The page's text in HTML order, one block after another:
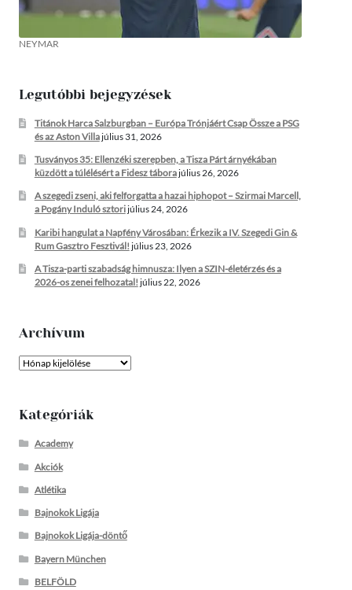
NEYMAR
Legutóbbi bejegyzések
Titánok Harca Salzburgban – Európa Trónjáért Csap Össze a PSG
és az Aston Villajúlius 31, 2026
Tusványos 35: Ellenzéki szerepben, a Tisza Párt árnyékában
küzdött a túlélésért a Fidesz táborajúlius 26, 2026
A szegedi zseni, aki felforgatta a hazai hiphopot – Szirmai Marcell,
a Pogány Induló sztorijúlius 24, 2026
Karibi hangulat a Napfény Városában: Érkezik a IV. Szegedi Gin &
Rum Gasztro Fesztivál! július 23, 2026
A Tisza-parti szabadság himnusza: Ilyen a SZIN-életérzés és a
2026-os zenei felhozatal! július 22, 2026
Archívum
Archívum
Kategóriák
Academy
Akciók
Atlétika
Bajnokok Ligája
Bajnokok Ligája-döntő
Bayern München
BELFÖLD